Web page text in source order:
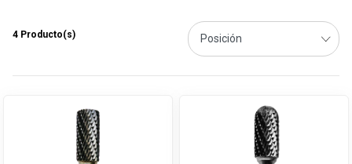
4 Producto(s)